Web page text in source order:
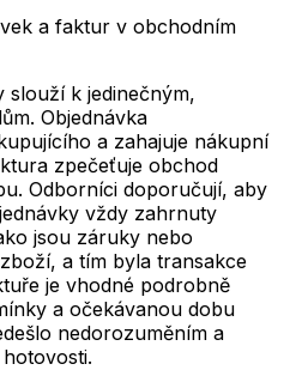
a faktur v obchodním
slouží k jedinečným,
Objednávka
a zahajuje nákupní
zpečeťuje obchod
Odborníci doporučují, aby
vždy zahrnuty
jsou záruky nebo
a tím byla transakce
je vhodné podrobně
a očekávanou dobu
nedorozuměním a